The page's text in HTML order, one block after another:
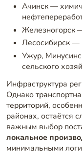
Ачинск —
Железногорск
Лесосибирск
Ужур,
сельского
Инфраструктура
Однако
территорий,
районах, остаётся
важным выбор
локальное
минимальными